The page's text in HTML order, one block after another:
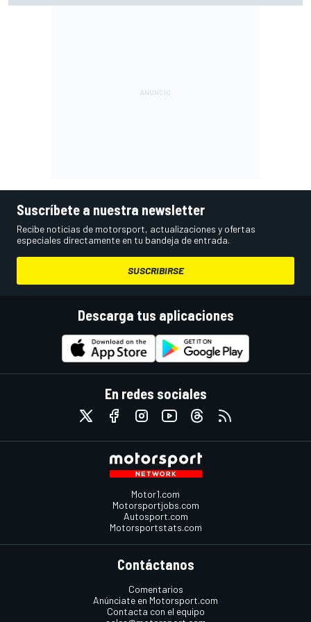
Suscríbete a nuestra newsletter
Recibe noticias de motorsport, actualizaciones y ofertas
especiales directamente en tu bandeja de entrada.
SUSCRIBIRSE
Descarga tus aplicaciones
En redes sociales
Motor1.com
Motorsportjobs.com
Autosport.com
Motorsportstats.com
Contáctanos
Comentarios
Anúnciate en Motorsport.com
Contacta con el equipo